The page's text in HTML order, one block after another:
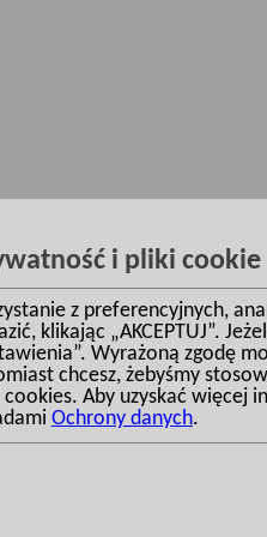
2018 by PROJEKTYKON ®
STUDIO ARCHITEKTURY
| Domy średnie ok.150m2
i pliki cookie
z preferencyjnych,
klikając „AKCEPTUJ”.
Wyrażoną zgodę
chcesz, żebyśmy
cookies. Aby uzyskać więcej
Ochrony danych.